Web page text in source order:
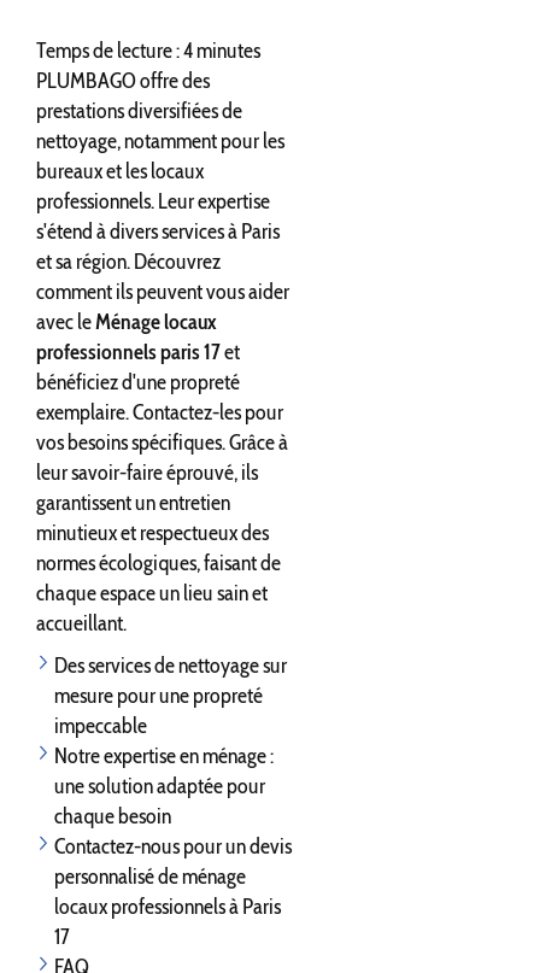
Temps de lecture : 4 minutes
PLUMBAGO offre des
prestations diversifiées de
nettoyage, notamment pour les
bureaux et les locaux
professionnels. Leur expertise
s'étend à divers services à Paris
et sa région. Découvrez
comment ils peuvent vous aider
avec leMénage locaux
professionnels paris 17et
bénéficiez d'une propreté
exemplaire. Contactez-les pour
vos besoins spécifiques. Grâce à
leur savoir-faire éprouvé, ils
garantissent un entretien
minutieux et respectueux des
normes écologiques, faisant de
chaque espace un lieu sain et
accueillant.
Des services de nettoyage sur
mesure pour une propreté
impeccable
Notre expertise en ménage :
une solution adaptée pour
chaque besoin
Contactez-nous pour un devis
personnalisé de ménage
locaux professionnels à Paris
17
FAQ